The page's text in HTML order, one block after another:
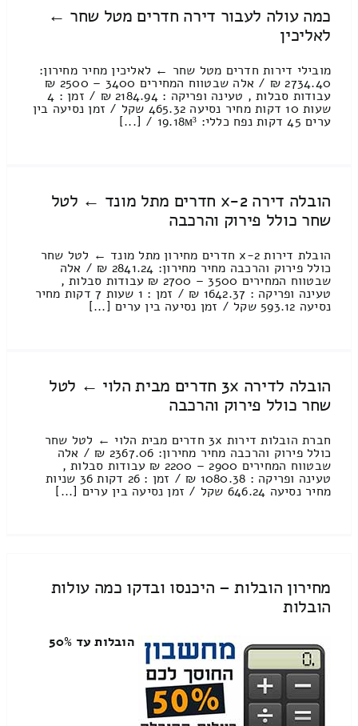
כמה עולה לעבור דירה חדרים מטל שחר ←
לאליכין
מובילי דירות חדרים מטל שחר ← לאליכין מחיר מחירון:
2734.40 ₪ / אלה שבטווח המחירים 3400 – 2500 ₪
עבודות סבלות , טעינה ופריקה : 2184.94 ₪ / זמן : 4
שעות 10 דקות מחיר נסיעה 465.32 שקל / זמן נסיעה בין
ערים 45 דקות נפח כללי: 19.18м³ / [...]
הובלה דירה 2-x חדרים מתל מונד ← לטל
שחר כולל פירוק והרכבה
הובלת דירות 2-x חדרים מחירון מתל מונד ← לטל שחר
כולל פירוק והרכבה מחיר מחירון: 2841.24 ₪ / אלה
שבטווח המחירים 3500 – 2700 ₪ עבודות סבלות ,
טעינה ופריקה : 1642.37 ₪ / זמן : 1 שעות 7 דקות מחיר
נסיעה 593.12 שקל / זמן נסיעה בין ערים [...]
הובלה לדירה 3x חדרים מבית הלוי ← לטל
שחר כולל פירוק והרכבה
חברת הובלות דירות 3x חדרים מבית הלוי ← לטל שחר
כולל פירוק והרכבה מחיר מחירון: 2367.06 ₪ / אלה
שבטווח המחירים 2900 – 2200 ₪ עבודות סבלות ,
טעינה ופריקה : 1080.38 ₪ / זמן : 26 דקות 36 שניות
מחיר נסיעה 646.24 שקל / זמן נסיעה בין ערים [...]
מחירון הובלות – היכנסו ובדקו כמה עולות
הובלות
הובלות עד 50%